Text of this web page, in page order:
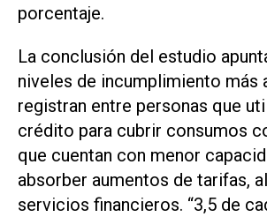
porcentaje.
La conclusión del estudio
niveles de incumplimiento más
registran entre personas que
crédito para cubrir consumos
que cuentan con menor
absorber aumentos de tarifas,
servicios financieros. “3,5 de